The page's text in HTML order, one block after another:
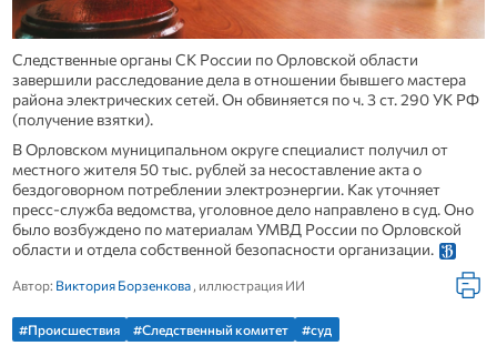
Следственные органы СК России по Орловской области
завершили расследование дела в отношении бывшего мастера
района электрических сетей. Он обвиняется по ч. 3 ст. 290 УК РФ
(получение взятки).
В Орловском муниципальном округе специалист получил от
местного жителя 50 тыс. рублей за несоставление акта о
бездоговорном потреблении электроэнергии. Как уточняет
пресс-служба ведомства, уголовное дело направлено в суд. Оно
было возбуждено по материалам УМВД России по Орловской
области и отдела собственной безопасности организации.
Автор: Виктория Борзенкова, иллюстрация ИИ
#Происшествия #Следственный комитет #суд